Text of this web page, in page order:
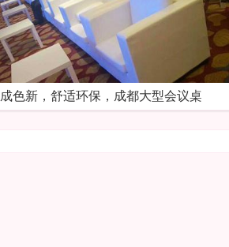
成色新，舒适环保，成都大型会议桌